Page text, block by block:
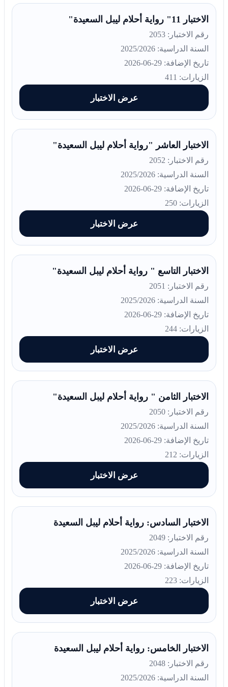
الاختبار 11" رواية أحلام ليبل السعيدة"
رقم الاختبار: 2053
السنة الدراسية: 2025/2026
تاريخ الإضافة: 29-06-2026
الزيارات: 411
عرض الاختبار
الاختبار العاشر "رواية أحلام ليبل السعيدة"
رقم الاختبار: 2052
السنة الدراسية: 2025/2026
تاريخ الإضافة: 29-06-2026
الزيارات: 250
عرض الاختبار
الاختبار التاسع " رواية أحلام ليبل السعيدة"
رقم الاختبار: 2051
السنة الدراسية: 2025/2026
تاريخ الإضافة: 29-06-2026
الزيارات: 244
عرض الاختبار
الاختبار الثامن " رواية أحلام ليبل السعيدة"
رقم الاختبار: 2050
السنة الدراسية: 2025/2026
تاريخ الإضافة: 29-06-2026
الزيارات: 212
عرض الاختبار
الاختبار السادس: رواية أحلام ليبل السعيدة
رقم الاختبار: 2049
السنة الدراسية: 2025/2026
تاريخ الإضافة: 29-06-2026
الزيارات: 223
عرض الاختبار
الاختبار الخامس: رواية أحلام ليبل السعيدة
رقم الاختبار: 2048
السنة الدراسية: 2025/2026